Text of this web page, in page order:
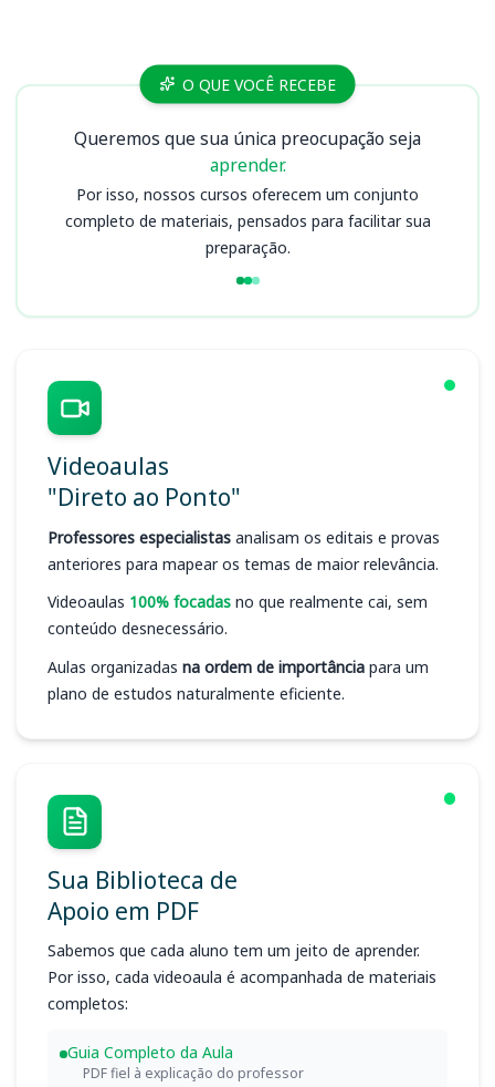
Cursos CPACNO QUE VOCÊ RECEBE
Queremos que sua única preocupação seja
aprender.
Por isso, nossos cursos oferecem um conjunto
completo de materiais, pensados para facilitar sua
preparação.
Videoaulas
"Direto ao Ponto"
Professores especialistas analisam os editais e provas
anteriores para mapear os temas de maior relevância.
Videoaulas 100% focadas no que realmente cai, sem
conteúdo desnecessário.
Aulas organizadas na ordem de importância para um
plano de estudos naturalmente eficiente.
Sua Biblioteca de
Apoio em PDF
Sabemos que cada aluno tem um jeito de aprender.
Por isso, cada videoaula é acompanhada de materiais
completos:
Guia Completo da Aula
PDF fiel à explicação do professor